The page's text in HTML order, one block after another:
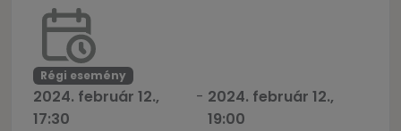
Régi esemény
2024. február 12.,
17:30
- 2024. február 12.,
19:00